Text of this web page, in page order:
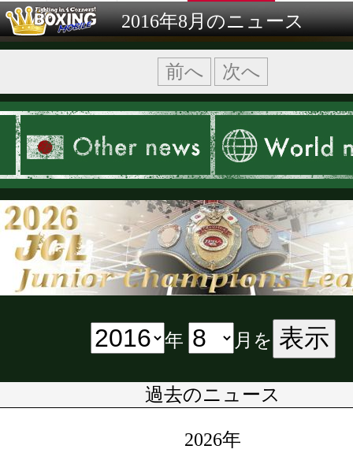
2016年8月のニュース
前へ 次へ
年 月を 表示
過去のニュース
2026年